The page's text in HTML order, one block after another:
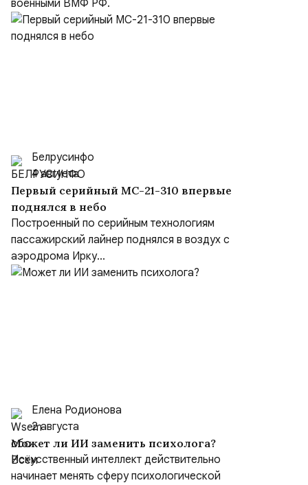
военными ВМФ РФ.
Белрусинфо
4 августа
Первый серийный МС-21-310 впервые
поднялся в небо
Построенный по серийным технологиям
пассажирский лайнер поднялся в воздух с
аэродрома Ирку...
Елена Родионова
2 августа
Может ли ИИ заменить психолога?
Искусственный интеллект действительно
начинает менять сферу психологической